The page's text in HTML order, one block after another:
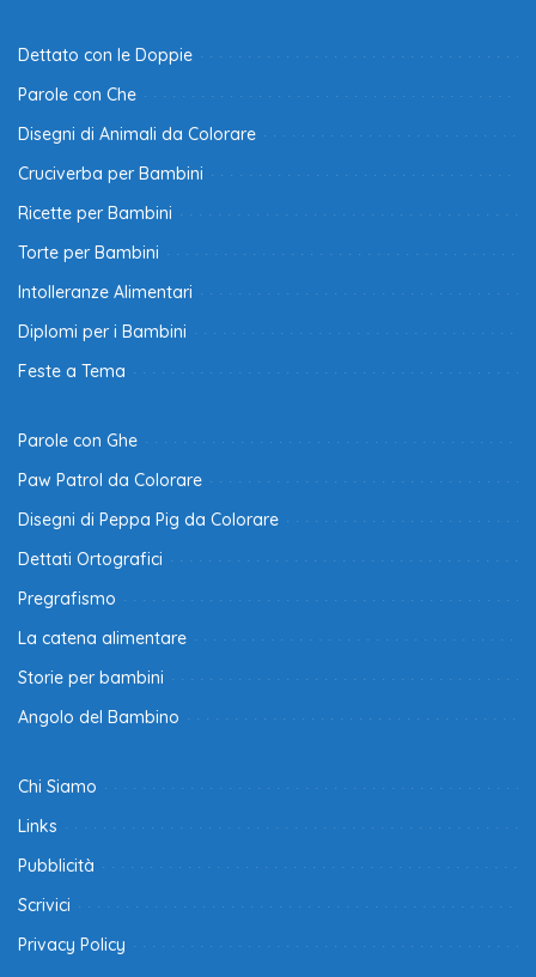
Dettato con le Doppie
Parole con Che
Disegni di Animali da Colorare
Cruciverba per Bambini
Ricette per Bambini
Torte per Bambini
Intolleranze Alimentari
Diplomi per i Bambini
Feste a Tema
Parole con Ghe
Paw Patrol da Colorare
Disegni di Peppa Pig da Colorare
Dettati Ortografici
Pregrafismo
La catena alimentare
Storie per bambini
Angolo del Bambino
Chi Siamo
Links
Pubblicità
Scrivici
Privacy Policy